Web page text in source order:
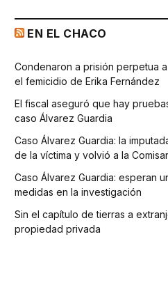
EN EL CHACO
Condenaron a prisión perpetua
el femicidio de Erika Fernández
El fiscal aseguró que hay
caso Álvarez Guardia
Caso Álvarez Guardia: la
de la víctima y volvió a la
Caso Álvarez Guardia: esperan
medidas en la investigación
Sin el capítulo de tierras a
propiedad privada